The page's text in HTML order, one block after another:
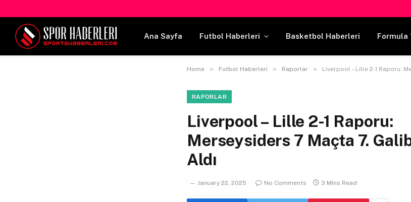
Ana Sayfa Futbol Haberleri Basketbol Haberleri Formula
Home » Futbol Haberleri » Raporlar » Liverpool – Lille 2-1 Raporu:
RAPORLAR
Liverpool – Lille 2-1 Raporu:
Merseysiders 7 Maçta 7.
Aldı
January 22, 2025 No Comments 3 Mins Read